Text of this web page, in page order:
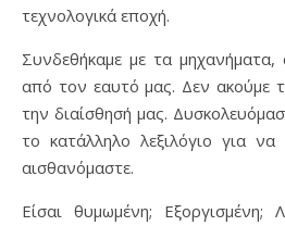
τεχνολογικά εποχή.
Συνδεθήκαμε με τα
από τον εαυτό μας. Δεν ακούμε
την διαίσθησή μας.
το κατάλληλο λεξιλόγιο για
αισθανόμαστε.
Είσαι θυμωμένη; Εξοργισμένη;